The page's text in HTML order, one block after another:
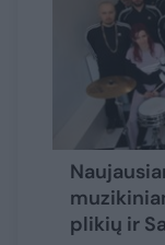
plikių ir